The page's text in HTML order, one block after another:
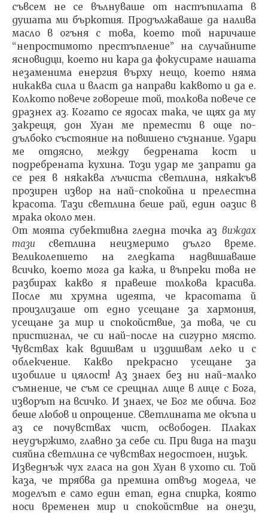
съвсем не се вълнуваше от настъпилата в
душата ми бъркотия. Про­дължаваше да налива
масло в огъня с това, което той на­ричаше
“непростимото престъпление” на случайните
ясновидци, което ни кара да фокусираме нашата
неза­менима енергия върху нещо, което няма
никаква сила и власт да направи каквото и да е.
Колкото повече говоре­ше той, толкова повече се
дразнех аз. Когато се ядосах така, че щях да му
закрещя, дон Хуан ме премести в още по-
дълбоко състояние на повишено съзнание. Уда­ри
ме отдясно, между бедрената кост и
подребрената кухина. Този удар ме запрати да
се рея в някаква лъ­чиста светлина, някакъв
прозирен извор на най-спокой­на и прелестна
красота. Тази светлина беше рай, един оазис в
мрака около мен.
От моята субективна гледна точка аз виждах
тази светлина неизмеримо дълго време.
Великолепието на гледката надвишаваше
всичко, което мога да кажа, и въпреки това не
разбирах какво я правеше толкова кра­сива.
После ми хрумна идеята, че красотата й
произли­заше от едно усещане за хармония,
усещане за мир и спокойствие, за това, че си
пристигнал, че си най-после на сигурно място.
Чувствах как вдишвам и издишвам леко и с
облекчение. Какво прекрасно усещане за
изобилие и цялост! Аз знаех без ни най-малко
съмнение, че съм се срещнал лице в лице с Бога,
изворът на всичко. И знаех, че Бог ме обича. Бог
беше любов и опрощение. Светлината ме окъпа и
аз се почувствах чист, освобо­ден. Плаках
неудържимо, главно за себе си. При вида на тази
сияйна светлина се чувствах недостоен, низьк.
Изведнъж чух гласа на дон Хуан в ухото си. Той
каза, че трябва да премина отвъд модела, че
моделът е само един етап, една спирка, която
носи временен мир и спокойствие на онези,